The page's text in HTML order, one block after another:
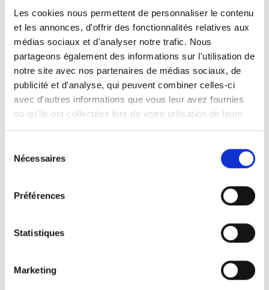
Les cookies nous permettent de personnaliser le contenu
et les annonces, d'offrir des fonctionnalités relatives aux
médias sociaux et d'analyser notre trafic. Nous
partageons également des informations sur l'utilisation de
notre site avec nos partenaires de médias sociaux, de
publicité et d'analyse, qui peuvent combiner celles-ci
avec d'autres informations que vous leur avez fournies
ou qu'ils ont collectées lors de votre utilisation de leurs
services.
Nécessaires
Préférences
Statistiques
Marketing
À travers nos réalisations, nous mettons en
avant notre savoir-faire, notre exigence du détail
et notre passion pour les aménagements
intérieurs bien pensés.
De la cuisine moderne à la cuisine plus
traditionnelle, nous concevons et installons des
matériaux, finitions soignées : chaque réalisation
est pensée pour allier esthétique et fonctionnalité.